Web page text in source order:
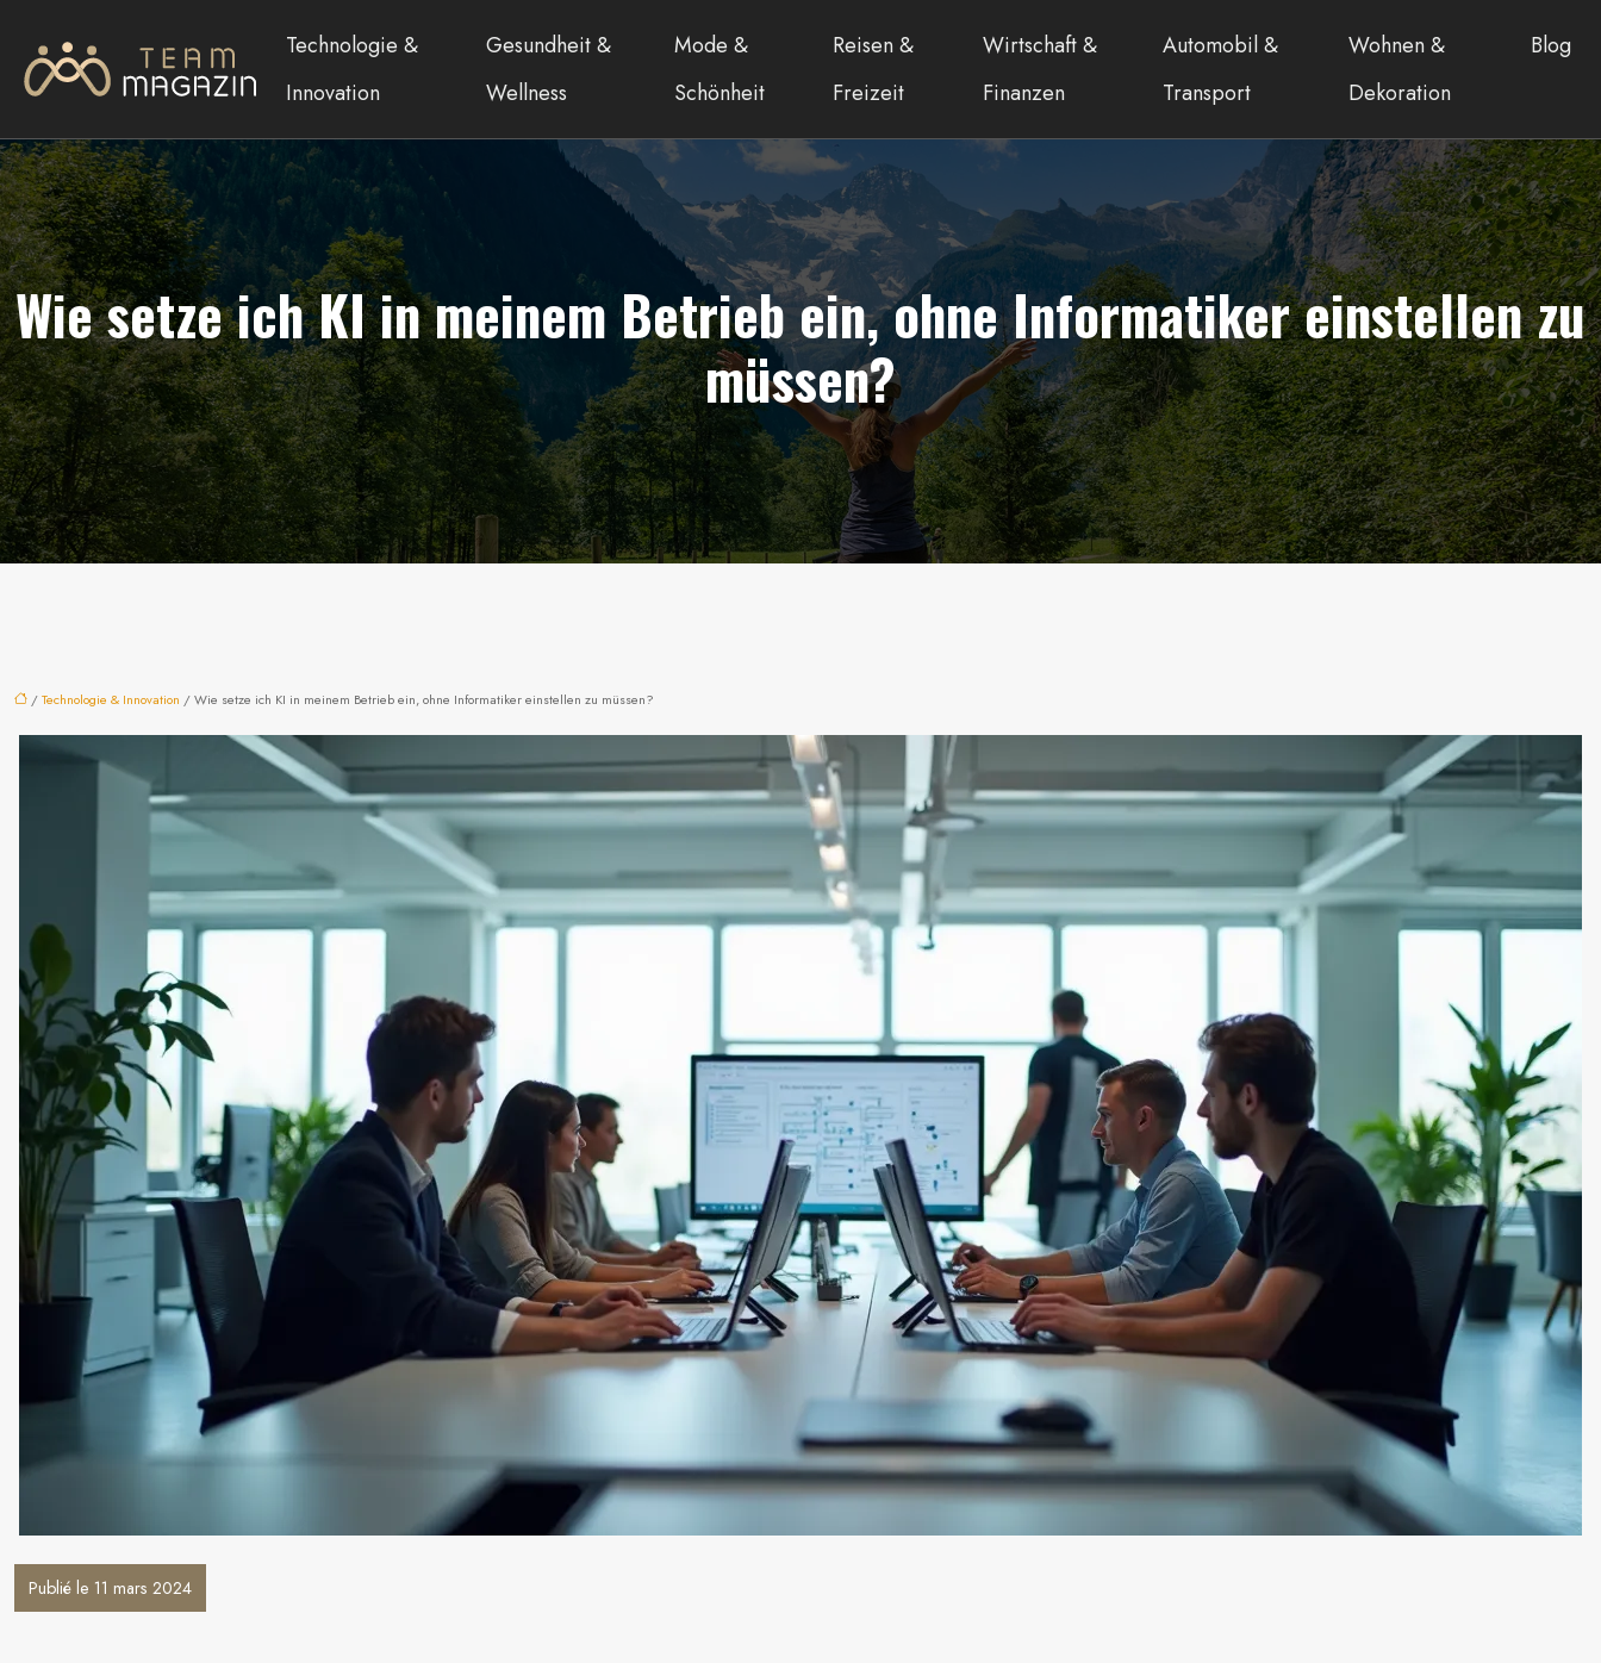
Technologie &
Innovation
Gesundheit &
Wellness
Mode &
Schönheit
Reisen &
Freizeit
Wirtschaft &
Finanzen
Automobil &
Transport
Wohnen &
Dekoration
Blog
Wie setze ich KI in meinem Betrieb ein, ohne Informatiker einstellen zu
müssen?
/Technologie & Innovation / Wie setze ich KI in meinem Betrieb ein, ohne Informatiker einstellen zu müssen?
Publié le 11 mars 2024